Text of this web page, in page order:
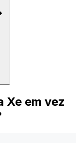
Xe em vez